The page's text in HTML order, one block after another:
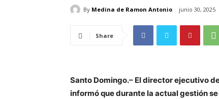
By Medina de Ramon Antonio junio 30, 2025
Share
Santo Domingo.– El director ejecutivo
informó que durante la actual gestión